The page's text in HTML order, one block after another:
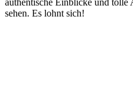
sehen. Es lohnt sich!